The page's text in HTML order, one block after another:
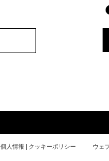
個人情報 | クッキーポリシー ウェ